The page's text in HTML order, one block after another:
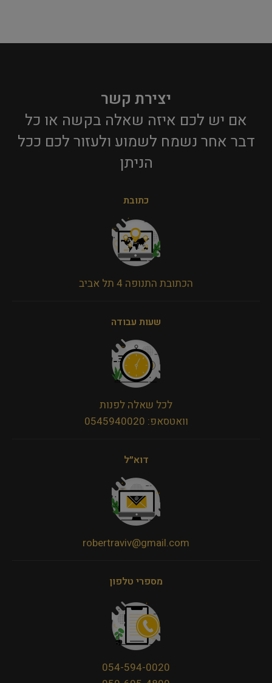
יצירת קשר
אם יש לכם איזה שאלה בקשה או כל
דבר אחר נשמח לשמוע ולעזור לכם ככל
הניתן​
כתובת
הכתובת התנופה 4 תל אביב
שעות עבודה
לכל שאלה לפנות
וואטסאפ: 0545940020
דוא״ל
robertraviv@gmail.com
מספרי טלפון
054-594-0020